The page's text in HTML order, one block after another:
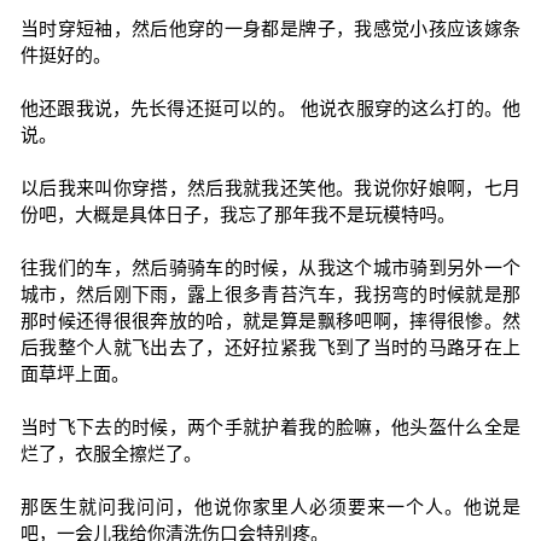
当时穿短袖，然后他穿的一身都是牌子，我感觉小孩应该嫁条
件挺好的。
他还跟我说，先长得还挺可以的。 他说衣服穿的这么打的。他
说。
以后我来叫你穿搭，然后我就我还笑他。我说你好娘啊，七月
份吧，大概是具体日子，我忘了那年我不是玩模特吗。
往我们的车，然后骑骑车的时候，从我这个城市骑到另外一个
城市，然后刚下雨，露上很多青苔汽车，我拐弯的时候就是那
那时候还得很很奔放的哈，就是算是飘移吧啊，摔得很惨。然
后我整个人就飞出去了，还好拉紧我飞到了当时的马路牙在上
面草坪上面。
当时飞下去的时候，两个手就护着我的脸嘛，他头盔什么全是
烂了，衣服全擦烂了。
那医生就问我问问，他说你家里人必须要来一个人。他说是
吧，一会儿我给你清洗伤口会特别疼。